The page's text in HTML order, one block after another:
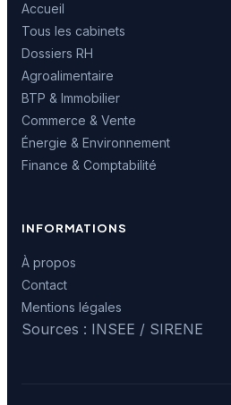
Accueil
Tous les cabinets
Dossiers RH
Agroalimentaire
BTP & Immobilier
Commerce & Vente
Énergie & Environnement
Finance & Comptabilité
INFORMATIONS
À propos
Contact
Mentions légales
Sources : INSEE / SIRENE